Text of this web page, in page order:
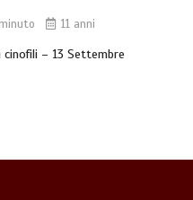
11 anni
– 13 Settembre